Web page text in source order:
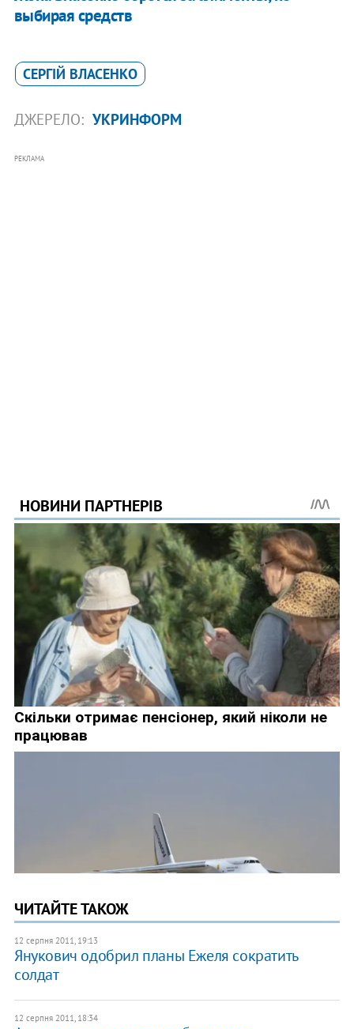
выбирая средств
СЕРГІЙ ВЛАСЕНКО
ДЖЕРЕЛО: УКРИНФОРМ
РЕКЛАМА
ЧИТАЙТЕ ТАКОЖ
12 серпня 2011, 19:13
Янукович одобрил планы Ежеля сократить
солдат
12 серпня 2011, 18:34